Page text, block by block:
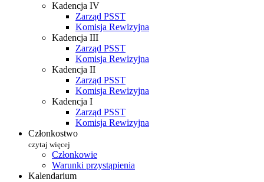
Kadencja IV
Zarząd PSST
Komisja Rewizyjna
Kadencja III
Zarząd PSST
Komisja Rewizyjna
Kadencja II
Zarząd PSST
Komisja Rewizyjna
Kadencja I
Zarząd PSST
Komisja Rewizyjna
Członkostwo
czytaj więcej
Członkowie
Warunki przystąpienia
Kalendarium